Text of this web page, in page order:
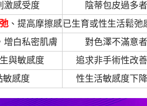
激感受度
陰蒂包皮過多者
、提高摩擦感已生育或性生活鬆弛
增白私密肌膚
對色澤不滿意者
與敏感度
追求非手術性改
敏感度 性生活敏感度下